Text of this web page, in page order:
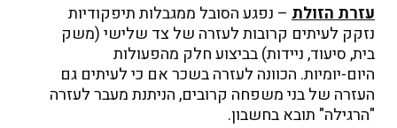
עזרת הזולת – נפגע הסובל ממגבלות תיפקודיות
נזקק לעיתים קרובות לעזרה של צד שלישי (משק
בית, סיעוד, ניידות) בביצוע חלק מהפעולות
היום-יומיות. הכוונה לעזרה בשכר אם כי לעיתים גם
העזרה של בני משפחה קרובים, הניתנת מעבר לעזרה
"הרגילה" תובא בחשבון.